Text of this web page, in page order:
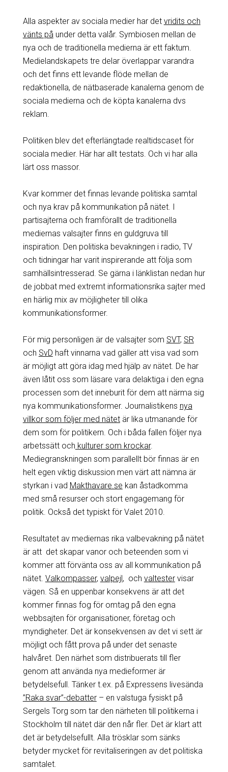
Alla aspekter av sociala medier har det vridits och
vänts på under detta valår. Symbiosen mellan de
nya och de traditionella medierna är ett faktum.
Medielandskapets tre delar överlappar varandra
och det finns ett levande flöde mellan de
redaktionella, de nätbaserade kanalerna genom de
sociala medierna och de köpta kanalerna dvs
reklam.
Politiken blev det efterlängtade realtidscaset för
sociala medier. Här har allt testats. Och vi har alla
lärt oss massor.
Kvar kommer det finnas levande politiska samtal
och nya krav på kommunikation på nätet. I
partisajterna och framförallt de traditionella
mediernas valsajter finns en guldgruva till
inspiration. Den politiska bevakningen i radio, TV
och tidningar har varit inspirerande att följa som
samhällsintresserad. Se gärna i länklistan nedan hur
de jobbat med extremt informationsrika sajter med
en härlig mix av möjligheter till olika
kommunikationsformer.
För mig personligen är de valsajter som SVT, SR
och SvD haft vinnarna vad gäller att visa vad som
är möjligt att göra idag med hjälp av nätet. De har
även låtit oss som läsare vara delaktiga i den egna
processen som det inneburit för dem att närma sig
nya kommunikationsformer. Journalistikens nya
villkor som följer med nätetär lika utmanande för
dem som för politikern. Och i båda fallen följer nya
arbetssätt och kulturer som krockar.
Mediegranskningen som parallellt bör finnas är en
helt egen viktig diskussion men värt att nämna är
styrkan i vad Makthavare.se kan åstadkomma
med små resurser och stort engagemang för
politik. Också det typiskt för Valet 2010.
Resultatet av mediernas rika valbevakning på nätet
är att det skapar vanor och beteenden som vi
kommer att förvänta oss av all kommunikation på
nätet. Valkompasser, valpejl, och valtestervisar
vägen. Så en uppenbar konsekvens är att det
kommer finnas fog för omtag på den egna
webbsajten för organisationer, företag och
myndigheter. Det är konsekvensen av det vi sett är
möjligt och fått prova på under det senaste
halvåret. Den närhet som distribuerats till fler
genom att använda nya medieformer är
betydelsefull. Tänker t.ex. på Expressens livesända
”Raka svar”-debatter– en valstuga fysiskt på
Sergels Torg som tar den närheten till politikerna i
Stockholm till nätet där den når fler. Det är klart att
det är betydelsefullt. Alla trösklar som sänks
betyder mycket för revitaliseringen av det politiska
samtalet.